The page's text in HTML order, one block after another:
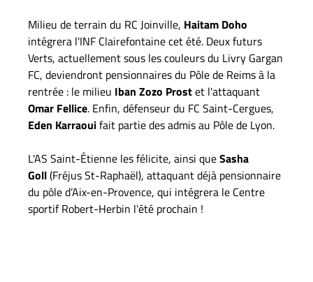
Milieu de terrain du RC Joinville, Haitam Doho
intégrera l'INF Clairefontaine cet été. Deux futurs
Verts, actuellement sous les couleurs du Livry Gargan
FC, deviendront pensionnaires du Pôle de Reims à la
rentrée : le milieu Iban Zozo Prostet l'attaquant
Omar Fellice. Enfin, défenseur du FC Saint-Cergues,
Eden Karraouifait partie des admis au Pôle de Lyon.
L'AS Saint-Étienne les félicite, ainsi queSasha
Goll(Fréjus St-Raphaël), attaquant déjà pensionnaire
du pôle d’Aix-en-Provence, qui intégrera le Centre
sportif Robert-Herbin l'été prochain !